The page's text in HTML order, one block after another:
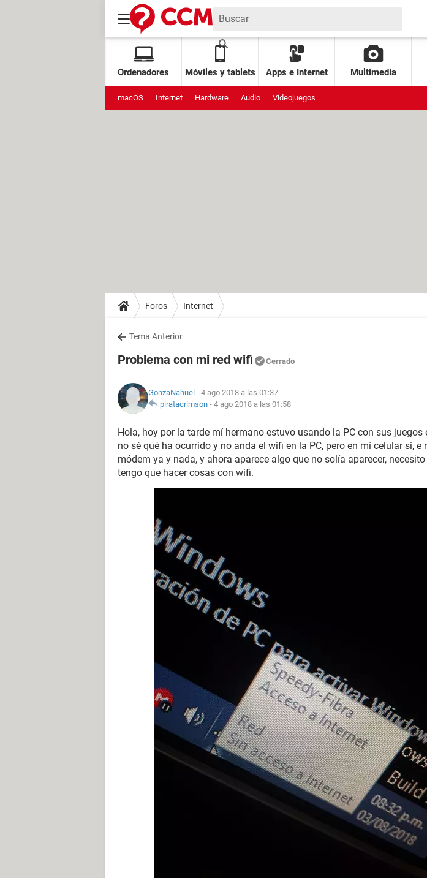
Ordenadores Móviles y tablets Apps e Internet Multimedia
macOS Internet Hardware Audio Videojuegos
Foros Internet
Tema Anterior
Problema con mi red wifi Cerrado
GonzaNahuel - 4 ago 2018 a las 01:37
piratacrimson - 4 ago 2018 a las 01:58
Hola, hoy por la tarde mí hermano estuvo usando la PC con sus juegos
no sé qué ha ocurrido y no anda el wifi en la PC, pero en mí celular si, e
módem ya y nada, y ahora aparece algo que no solía aparecer,
tengo que hacer cosas con wifi.